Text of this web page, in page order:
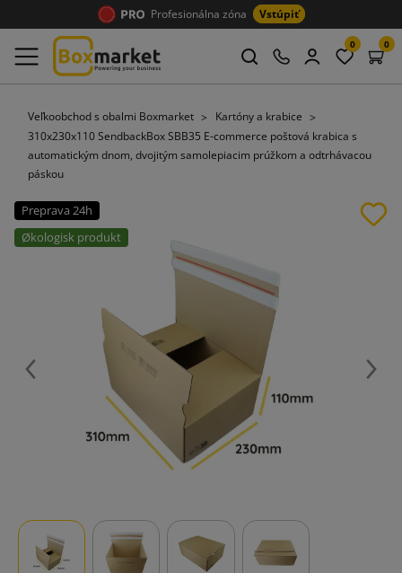
Profesionálna zóna Vstúpiť
0 0
Veľkoobchod s obalmi Boxmarket
Kartóny a krabice
310x230x110 SendbackBox SBB35 E-commerce poštová krabica s
automatickým dnom, dvojitým samolepiacim prúžkom a odtrhávacou
páskou
Preprava 24h
Økologisk produkt
Späť Ďalej